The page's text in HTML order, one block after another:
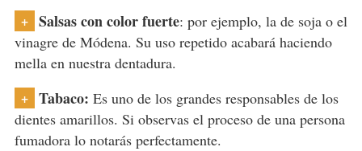
+ Salsas con color fuerte: por ejemplo, la de soja o el
vinagre de Módena. Su uso repetido acabará haciendo
mella en nuestra dentadura.
+ Tabaco: Es uno de los grandes responsables de los
dientes amarillos. Si observas el proceso de una persona
fumadora lo notarás perfectamente.